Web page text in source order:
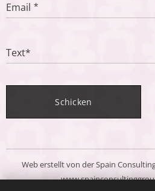
Email
Text*
Schicken
Web erstellt von der Spain